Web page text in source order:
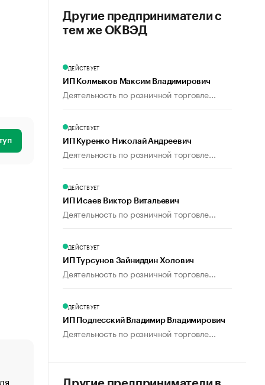
«От спорта тело стареет иначе». Как живет глава
Другие предприниматели с
тем же ОКВЭД
ДЕЙСТВУЕТ
ИП Колмыков Максим Владимирович
Деятельность по розничной торговле...
ДЕЙСТВУЕТ
ИП Куренко Николай Андреевич
Деятельность по розничной торговле...
ДЕЙСТВУЕТ
ИП Исаев Виктор Витальевич
Деятельность по розничной торговле...
ДЕЙСТВУЕТ
ИП Турсунов Зайниддин Холович
Деятельность по розничной торговле...
ДЕЙСТВУЕТ
ИП Подлесский Владимир Владимирович
Деятельность по розничной торговле...